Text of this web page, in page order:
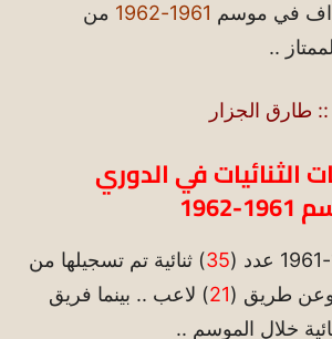
في موسم 1961-1962
من
..
طارق الجزار
الثنائيات في الدوري
35) ثنائية تم تسجيلها من
طريق (21) لاعب .. بينما فريق
خلال الموسم ..